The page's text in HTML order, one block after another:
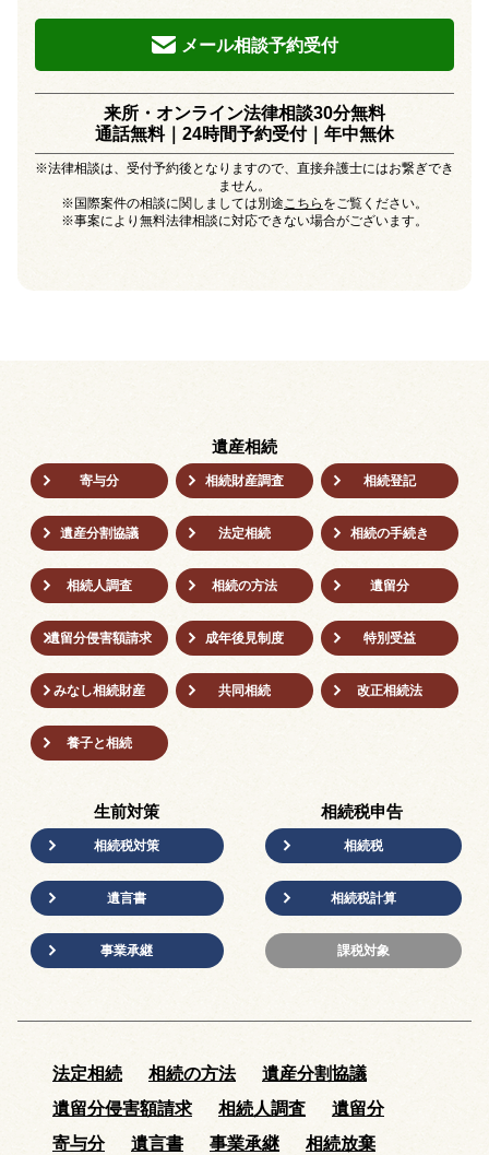
メール相談予約受付
来所・オンライン法律相談30分無料
通話無料｜24時間予約受付｜年中無休
※法律相談は、受付予約後となりますので、直接弁護士にはお繋ぎでき
ません。
※国際案件の相談に関しましては別途こちら をご覧ください。
※事案により無料法律相談に対応できない場合がございます。
遺産相続
寄与分 相続財産調査 相続登記
遺産分割協議 法定相続 相続の⼿続き
相続人調査 相続の方法 遺留分
遺留分侵害額請求 成年後⾒制度 特別受益
みなし相続財産 共同相続 改正相続法
養子と相続
生前対策
相続税対策
遺言書
事業承継
相続税申告
相続税
相続税計算
課税対象
法定相続 相続の方法
遺産分割協議
遺留分侵害額請求
相続人調査
遺留分
寄与分
遺言書 事業承継
相続放棄